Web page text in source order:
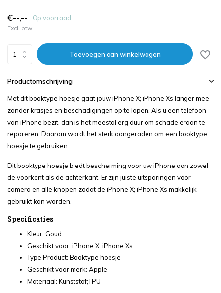
€--,-- Op voorraad
Excl. btw
Toevoegen aan winkelwagen
Productomschrijving
Met dit booktype hoesje gaat jouw iPhone X; iPhone Xs langer mee
zonder krasjes en beschadigingen op te lopen. Als u een telefoon
van iPhone bezit, dan is het meestal erg duur om schade eraan te
repareren. Daarom wordt het sterk aangeraden om een booktype
hoesje te gebruiken.
Dit booktype hoesje biedt bescherming voor uw iPhone aan zowel
de voorkant als de achterkant. Er zijn juiste uitsparingen voor
camera en alle knopen zodat de iPhone X; iPhone Xs makkelijk
gebruikt kan worden.
Specificaties
Kleur: Goud
Geschikt voor: iPhone X; iPhone Xs
Type Product: Booktype hoesje
Geschikt voor merk: Apple
Materiaal: Kunststof;TPU